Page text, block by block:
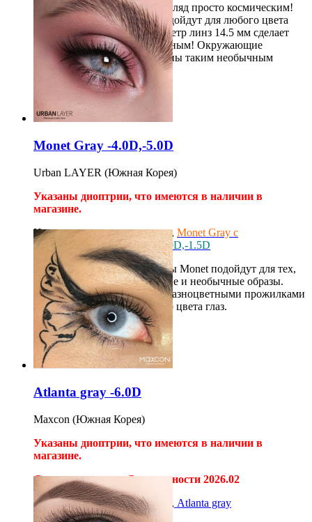
Дизайн линз сделает Ваш взгляд просто космическим!
Кроме того, они отлично подойдут для любого цвета
глаз, а увеличивающий диаметр линз 14.5 мм сделает
Ваш образ ещё более эффектным! Окружающие
гарантировано будут удивлены таким необычным
аксессуаром!
2шт на 12 месяцев 1 500
Monet Gray -4.0D,-5.0D
Urban LAYER (Южная Корея)
Указаны диоптрии, что имеются в наличии в
магазине.
Не нашли нужные диоптрии, Monet Gray с
диоптриями
/Milano Gray 0.0D,-1.5D
Цветные дизайнерские линзы Monet подойдут для тех,
кто ищет и любит креативные и необычные образы.
Очень интересная модельс разноцветными прожилками
и перекрытием натурального цвета глаз.
2шт на 12 месяцев 1 500руб
Купить
Atlanta gray -6.0D
Maxcon (Южная Корея)
Указаны диоптрии, что имеются в наличии в
магазине.
Сняли с продажи. Срок годности 2026.02
Не нашли нужные диоптрии, Atlanta gray
-2.0D,-3.0D,-4.0D,-5.0D